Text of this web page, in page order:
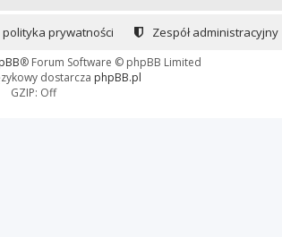
Zespół administracyjny
prywatności
® Forum Software © phpBB Limited
dostarcza phpBB.pl
GZIP: Off